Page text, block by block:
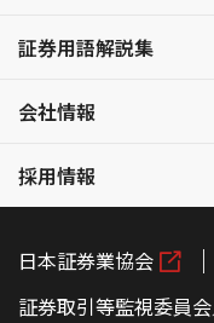
証券用語解説集
会社情報
採用情報
日本証券業協会
証券取引等監視委員